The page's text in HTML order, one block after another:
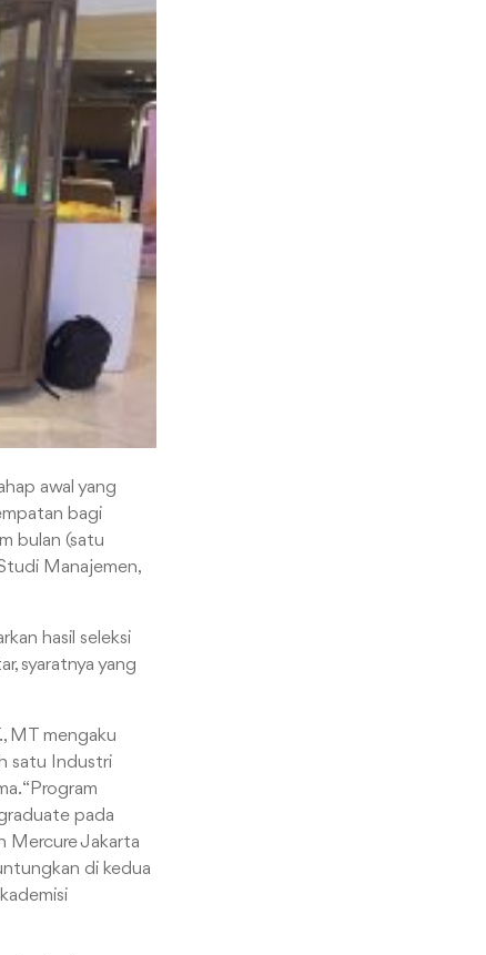
awal yang
bagi
bulan (satu
Manajemen,
hasil seleksi
syaratnya yang
MT mengaku
satu Industri
“Program
pada
Mercure Jakarta
di kedua